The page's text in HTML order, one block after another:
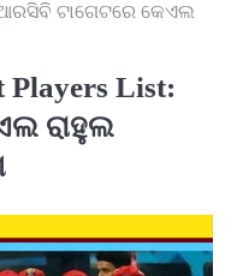
ଆରସିବି ଟାଗେଟରେ କେଏଲ
Players List:
ରାହୁଲ